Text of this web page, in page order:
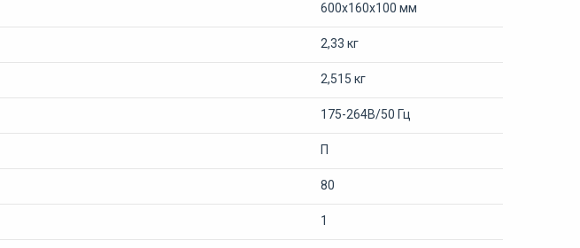
600х160х100 мм
2,33 кг
2,515 кг
175-264В/50 Гц
П
80
1